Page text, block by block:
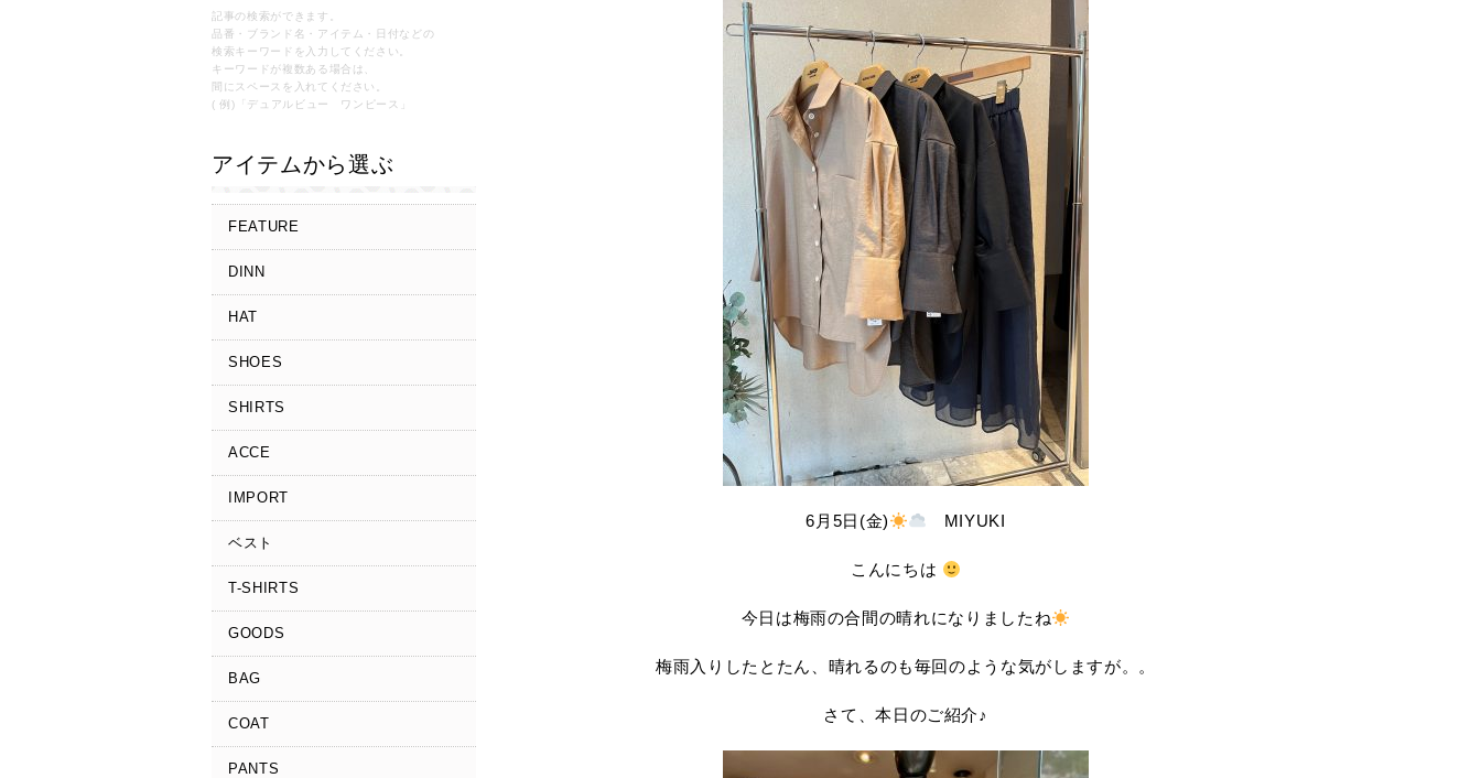
記事の検索ができます。
品番・ブランド名・アイテム・日付などの
検索キーワードを入力してください。
キーワードが複数ある場合は、
間にスペースを入れてください。
( 例)「デュアルビュー ワンピース」
アイテムから選ぶ
FEATURE
DINN
HAT
SHOES
SHIRTS
ACCE
IMPORT
ベスト
T-SHIRTS
GOODS
BAG
COAT
PANTS
6月5日(金) MIYUKI
こんにちは
今日は梅雨の合間の晴れになりましたね
梅雨入りしたとたん、晴れるのも毎回のような気がしますが。。
さて、本日のご紹介♪